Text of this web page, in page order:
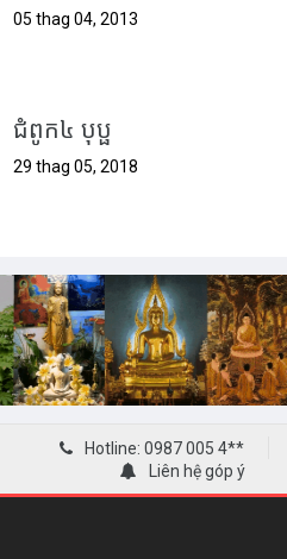
05 thag 04, 2013
ជំពូក៤ បុប្ផ
29 thag 05, 2018
Hotline: 0987 005 4**
Liên hệ góp ý